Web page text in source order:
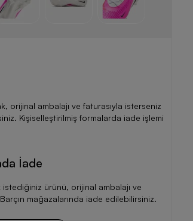
orijinal ambalajı ve faturasıyla isterseniz
Kişiselleştirilmiş formalarda iade işlemi
İade
istediğiniz ürünü, orijinal ambalajı ve
mağazalarında iade edilebilirsiniz.